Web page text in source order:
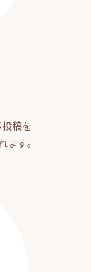
稿を
す。